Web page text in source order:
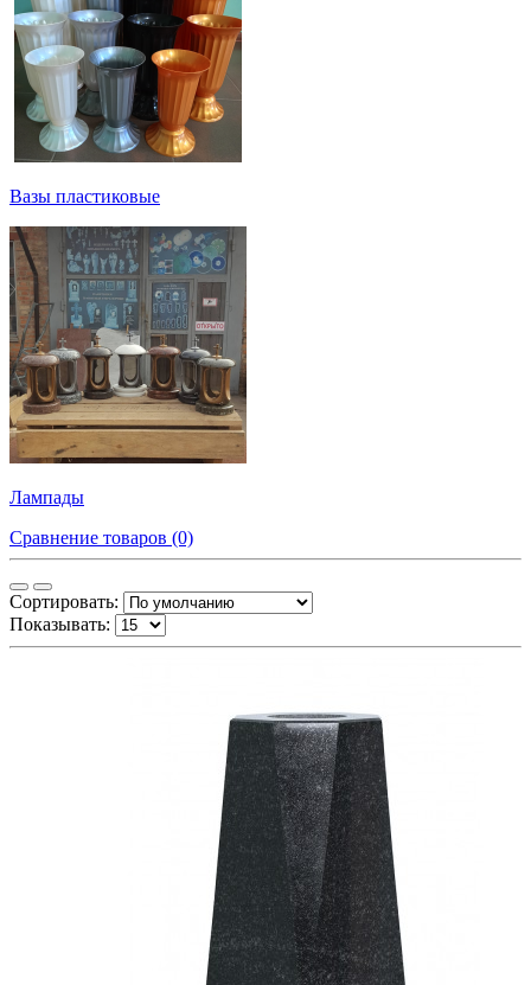
Вазы пластиковые
Лампады
Сравнение товаров (0)
Сортировать:
Показывать: